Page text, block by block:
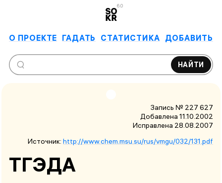
6.0
О ПРОЕКТЕ ГАДАТЬ СТАТИСТИКА ДОБАВИТЬ
НАЙТИ
Запись № 227 627
Добавлена 11.10.2002
Исправлена 28.08.2007
Источник: http://www.chem.msu.su/rus/vmgu/032/131.pdf
ТГЭДА